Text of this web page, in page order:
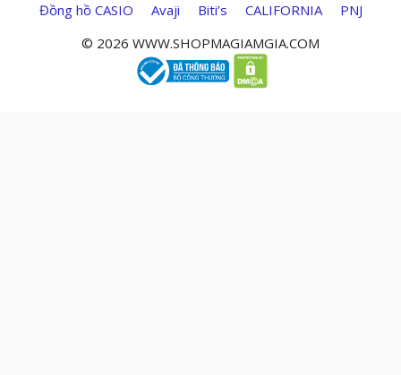
Đồng hồ CASIO
Avaji Biti’s CALIFORNIA
PNJ
© 2026 WWW.SHOPMAGIAMGIA.COM